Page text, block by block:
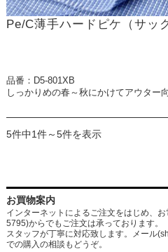
Pe/C薄手ハードピケ（サッ
品番：D5-801XB
しっかりめの春～秋にかけてアウター
5件中1件～5件を表示
お買物案内
インターネットによるご注文をはじめ、
5795)からでもご注文は承っております。
スタッフが丁寧に対応致します。メール
での購入の相談もどうぞ。